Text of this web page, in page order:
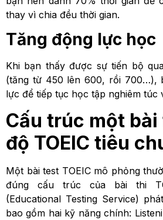
thay vì chia đều thời gian.
Tăng động lực học
Khi bạn thấy được sự tiến bộ
(tăng từ 450 lên 600, rồi 700…),
lực để tiếp tục học tập nghiêm túc
Cấu trúc một
độ TOEIC tiêu
Một bài test TOEIC mô phỏng
đúng cấu trúc của bài thi
(Educational Testing Service)
bao gồm hai kỹ năng chính: